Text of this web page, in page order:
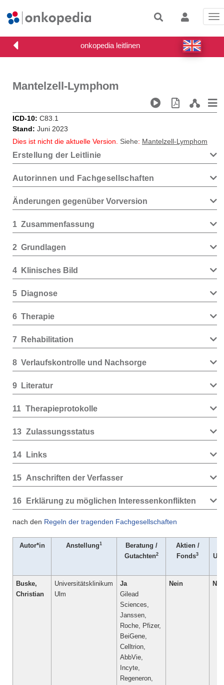
Mantelzell-Lymphom
ICD-10 C83.1
Stand
Juni 2023
Dies ist nicht die aktuelle Version.
Siehe: Mantelzell-Lymphom
Erstellung der Leitlinie
Autorinnen und Fachgesellschaften
Änderungen gegenüber Vorversion
1 Zusammenfassung
2 Grundlagen
4 Klinisches Bild
5 Diagnose
6 Therapie
7 Rehabilitation
8 Verlaufskontrolle und Nachsorge
9 Literatur
11 Therapieprotokolle
13 Zulassungsstatus
14 Links
15 Anschriften der Verfasser
16 Erklärung zu möglichen Interessenkonflikten
nach den Regeln der tragenden Fachgesellschaften
Autor*in Anstellung1
Beratung /
Gutachten2
Aktien /
Fonds3
Buske,
Christian
Universitätsklinikum
Ulm
Ja
Gilead
Sciences,
Janssen,
Roche, Pfizer,
BeiGene,
Celltrion,
AbbVie,
Incyte,
Regeneron,
Nein